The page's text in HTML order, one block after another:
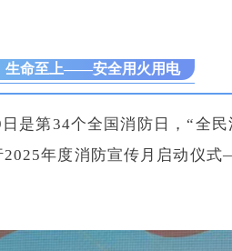
生命至上——安全用火用电
是第34个全国消防日，“全
年度消防宣传月启动仪